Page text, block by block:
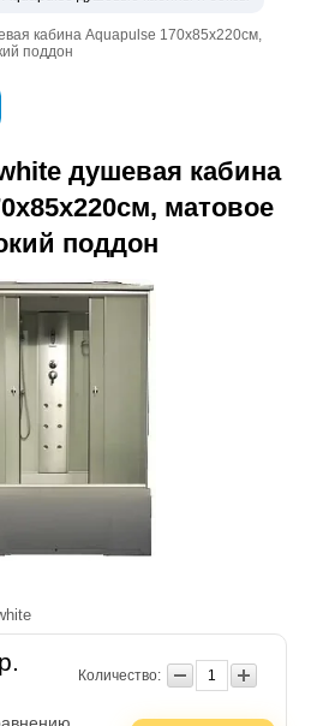
кабина Aquapulse 170х85х220см,
поддон
душевая кабина
матовое
поддон
р.
Количество: